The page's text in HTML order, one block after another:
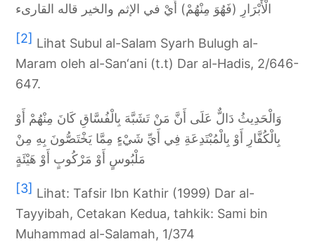
الْأَبْرَارِ (فَهُوَ مِنْهُمْ) أَيْ في الإثم والخير قاله القارىء
[2] Lihat Subul al-Salam Syarh Bulugh al-
Maram oleh al-San‘ani (t.t) Dar al-Hadis, 2/646-
647.
وَالْحَدِيثُ دَالٌّ عَلَى أَنَّ مَنْ تَشَبَّهَ بِالْفُسَّاقِ كَانَ مِنْهُمْ أَوْ
بِالْكُفَّارِ أَوْ بِالْمُبْتَدِعَةِ فِي أَيِّ شَيْءٍ مِمَّا يَخْتَصُّونَ بِهِ مِنْ
مَلْبُوسٍ أَوْ مَرْكُوبٍ أَوْ هَيْئَةٍ
[3] Lihat: Tafsir Ibn Kathir (1999) Dar al-
Tayyibah, Cetakan Kedua, tahkik: Sami bin
Muhammad al-Salamah, 1/374